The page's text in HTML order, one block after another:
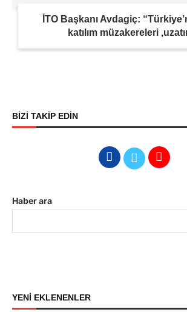
İTO Başkanı Avdagiç:
katılım müzakereleri
BİZİ TAKİP EDİN
Haber ara
YENİ EKLENENLER